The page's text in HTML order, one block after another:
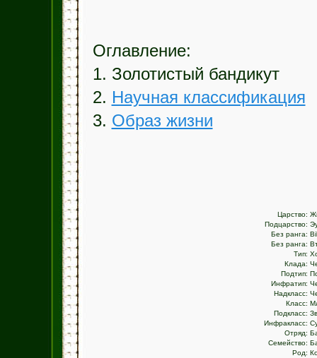
Оглавление:
1. Золотистый бандикут
2. Научная классификация
3. Образ жизни
Царство:
Подцарство:
Без ранга:
Без ранга:
Тип:
Клада:
Подтип:
Инфратип:
Надкласс:
Класс:
Подкласс:
Инфракласс:
Отряд:
Семейство:
Род: